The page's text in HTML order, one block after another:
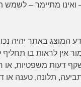
מתיימר – לשמש
המוצג באתר יהיה
אין לראות בו תחליף
דעות משפטיות, או
תלונה, טענה או